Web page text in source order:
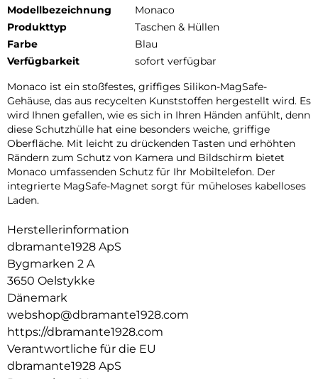
Modellbezeichnung
Monaco
Produkttyp
Taschen & Hüllen
Farbe
Blau
Verfügbarkeit
sofort verfügbar
Monaco ist ein stoßfestes, griffiges Silikon-MagSafe-
Gehäuse, das aus recycelten Kunststoffen hergestellt wird. Es
wird Ihnen gefallen, wie es sich in Ihren Händen anfühlt, denn
diese Schutzhülle hat eine besonders weiche, griffige
Oberfläche. Mit leicht zu drückenden Tasten und erhöhten
Rändern zum Schutz von Kamera und Bildschirm bietet
Monaco umfassenden Schutz für Ihr Mobiltelefon. Der
integrierte MagSafe-Magnet sorgt für müheloses kabelloses
Laden.
Herstellerinformation
dbramante1928 ApS
Bygmarken 2 A
3650 Oelstykke
Dänemark
webshop@dbramante1928.com
https://dbramante1928.com
Verantwortliche für die EU
dbramante1928 ApS